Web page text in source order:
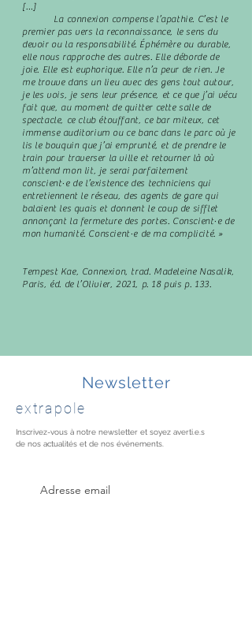
[…]
La connexion compense l’apathie. C’est le
premier pas vers la reconnaissance, le sens du
devoir ou la responsabilité. Éphémère ou durable,
elle nous rapproche des autres. Elle déborde de
joie. Elle est euphorique. Elle n’a peur de rien. Je
me trouve dans un lieu avec des gens tout autour,
je les vois, je sens leur présence, et ce que j’ai vécu
fait que, au moment de quitter cette salle de
spectacle, ce club étouffant, ce bar miteux, cet
immense auditorium ou ce banc dans le parc où je
lis le bouquin que j’ai emprunté, et de prendre le
train pour traverser la ville et retourner là où
m’attend mon lit, je serai parfaitement
conscient·e de l’existence des techniciens qui
entretiennent le réseau, des agents de gare qui
balaient les quais et donnent le coup de sifflet
annonçant la fermeture des portes. Conscient·e de
mon humanité. Conscient·e de ma complicité. »
Tempest Kae, Connexion, trad. Madeleine Nasalik,
Paris, éd. de l’Olivier, 2021, p. 18 puis p. 133.
Newsletter
extrapole
Inscrivez-vous à notre newsletter et soyez averti.e.s
de nos actualités et de nos événements.